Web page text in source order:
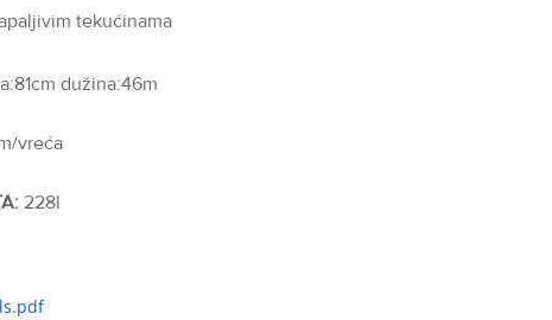
tekućinama
dužina:46m
vreća
228l